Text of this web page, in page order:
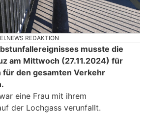
REDAKTION
musste die
am Mittwoch (27.11.2024) für
für den gesamten Verkehr
eine Frau mit ihrem
der Lochgass verunfallt.